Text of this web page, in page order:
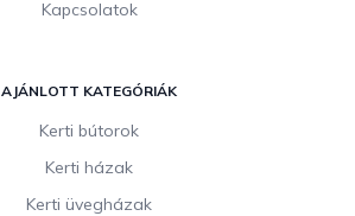
Kapcsolatok
AJÁNLOTT KATEGÓRIÁK
Kerti bútorok
Kerti házak
Kerti üvegházak